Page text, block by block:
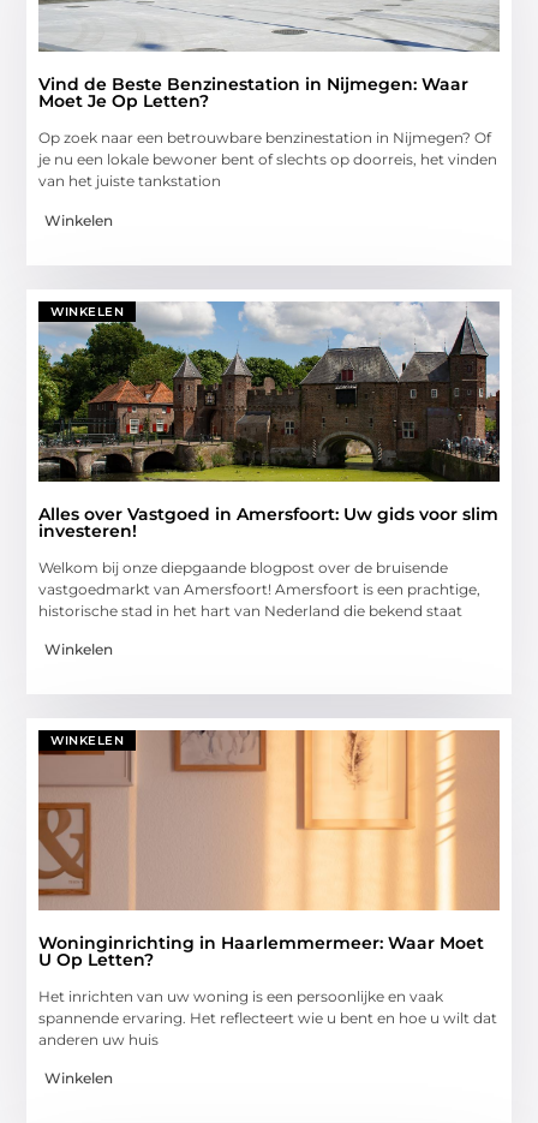
Vind de Beste Benzinestation in Nijmegen: Waar
Moet Je Op Letten?
Op zoek naar een betrouwbare benzinestation in Nijmegen? Of
je nu een lokale bewoner bent of slechts op doorreis, het vinden
van het juiste tankstation
Winkelen
WINKELEN
Alles over Vastgoed in Amersfoort: Uw gids voor slim
investeren!
Welkom bij onze diepgaande blogpost over de bruisende
vastgoedmarkt van Amersfoort! Amersfoort is een prachtige,
historische stad in het hart van Nederland die bekend staat
Winkelen
WINKELEN
Woninginrichting in Haarlemmermeer: Waar Moet
U Op Letten?
Het inrichten van uw woning is een persoonlijke en vaak
spannende ervaring. Het reflecteert wie u bent en hoe u wilt dat
anderen uw huis
Winkelen